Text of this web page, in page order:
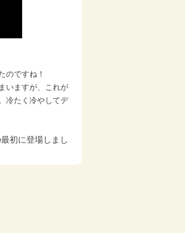
のですね！
いますが、これが
冷たく冷やしてデ
初に登場しまし